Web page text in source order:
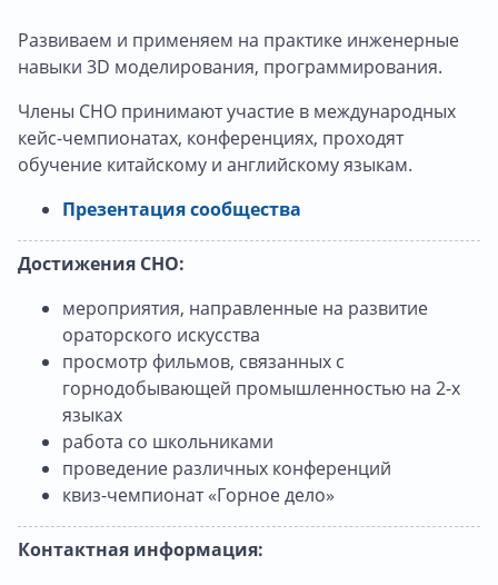
Развиваем и применяем на практике инженерные
навыки 3D моделирования, программирования.
Члены СНО принимают участие в международных
кейс-чемпионатах, конференциях, проходят
обучение китайскому и английскому языкам.
Презентация сообщества
Достижения СНО:
мероприятия, направленные на развитие
ораторского искусства
просмотр фильмов, связанных с
горнодобывающей промышленностью на 2-х
языках
работа со школьниками
проведение различных конференций
квиз-чемпионат «Горное дело»
Контактная информация: